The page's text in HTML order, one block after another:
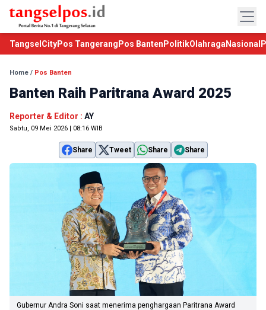
TangselCityPos Tangerang Pos Banten PolitikOlahraga Nasional
Home / Pos Banten
Banten Raih Paritrana Award 2025
Reporter & Editor : AY
Sabtu, 09 Mei 2026 | 08:16 WIB
Share Tweet Share Share
Gubernur Andra Soni saat menerima penghargaan Paritrana Award